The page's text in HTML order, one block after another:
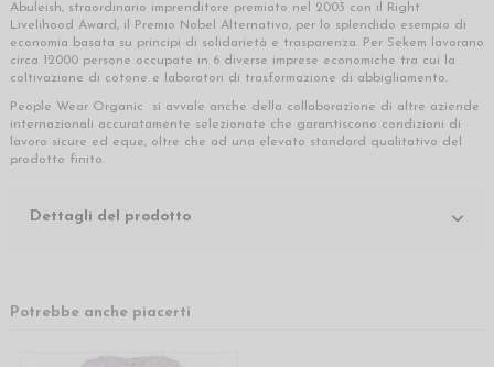
Abuleish, straordinario imprenditore premiato nel 2003 con il Right
Livelihood Award, il Premio Nobel Alternativo, per lo splendido esempio di
economia basata su principi di solidarietà e trasparenza. Per Sekem lavorano
circa 12000 persone occupate in 6 diverse imprese economiche tra cui la
coltivazione di cotone e laboratori di trasformazione di abbigliamento.
People Wear Organic si avvale anche della collaborazione di altre aziende
internazionali accuratamente selezionate che garantiscono condizioni di
lavoro sicure ed eque, oltre che ad una elevato standard qualitativo del
prodotto finito.
Dettagli del prodotto
Potrebbe anche piacerti